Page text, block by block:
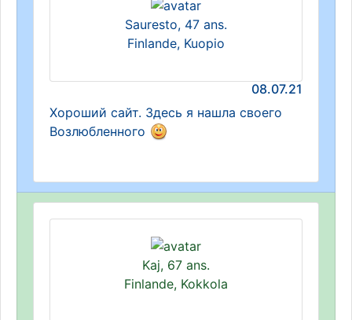
Sauresto, 47 ans.
Finlande, Kuopio
08.07.21
Хороший сайт. Здесь я нашла своего
Возлюбленного
Kaj, 67 ans.
Finlande, Kokkola